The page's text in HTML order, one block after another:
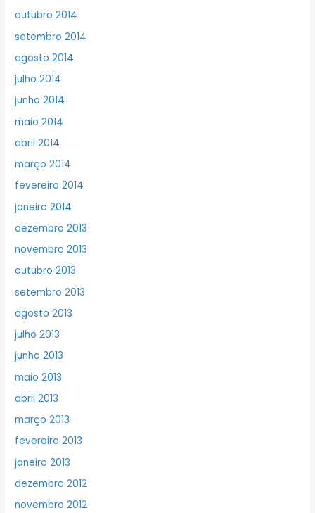
outubro 2014
setembro 2014
agosto 2014
julho 2014
junho 2014
maio 2014
abril 2014
março 2014
fevereiro 2014
janeiro 2014
dezembro 2013
novembro 2013
outubro 2013
setembro 2013
agosto 2013
julho 2013
junho 2013
maio 2013
abril 2013
março 2013
fevereiro 2013
janeiro 2013
dezembro 2012
novembro 2012